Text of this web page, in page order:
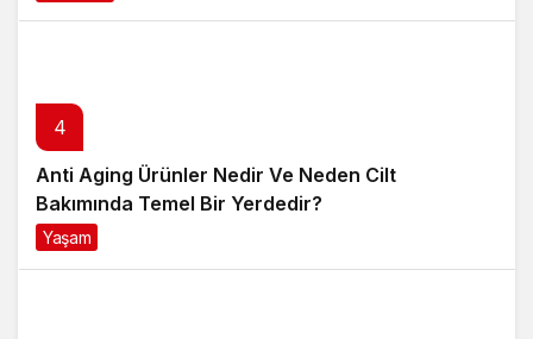
4
Anti Aging Ürünler Nedir Ve Neden Cilt
Bakımında Temel Bir Yerdedir?
Yaşam